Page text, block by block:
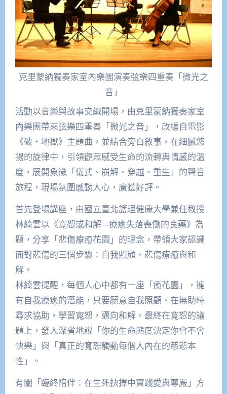
克里蒙納獨奏家室內樂團演奏弦樂四重奏「微光之
音」
活動以音樂與故事交織開場，由克里蒙納獨奏家室
內樂團帶來弦樂四重奏「微光之音」，改編自電影
《破‧地獄》主題曲，並結合旁白敘事，在細膩悠
揚的旋律中，引領觀眾感受生命的流轉與情感的溫
度，展開象徵「儀式、崩解、穿越、重生」的聲音
旅程，現場氛圍感動人心，廣獲好評。
首先登場講座，由國立臺北護理健康大學兼任教授
林綺雲以《寬恕或和解—療癒失落喪慟的良藥》為
題，分享「悲傷療癒花園」的理念，帶領大家認識
面對悲傷的三個步驟：自我照顧、悲傷療癒與和
解。
林綺雲提醒，每個人心中都有一座「癒花園」，擁
有自我療癒的潛能，只要願意自我照顧、在無助時
尋求協助，學習寬恕，邁向和解。最終在寬恕的議
題上，發人深省地說「你的生命態度決定你會不會
快樂」與「真正的寬恕觸動每個人內在的慈悲本
性」。
有關「臨終陪伴：在生死抉擇中實踐愛與尊嚴」方